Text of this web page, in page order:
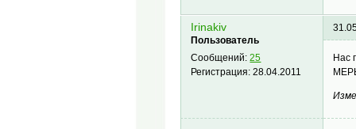
Irinakiv
Пользователь
Сообщений:25
Регистрация:28.04.2011
Нас